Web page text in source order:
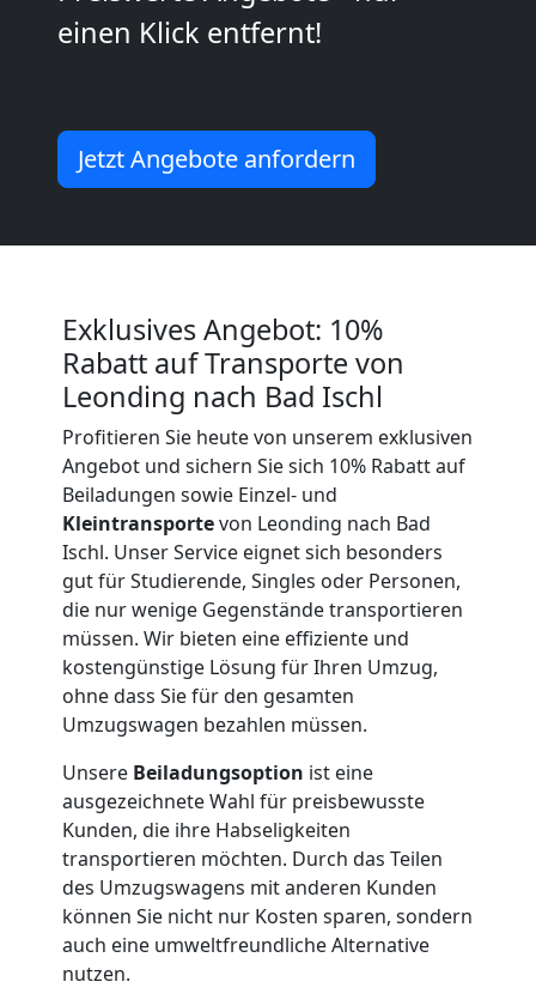
einen Klick entfernt!
Jetzt Angebote anfordern
Exklusives Angebot: 10%
Rabatt auf Transporte von
Leonding nach Bad Ischl
Profitieren Sie heute von unserem exklusiven
Angebot und sichern Sie sich 10% Rabatt auf
Beiladungen sowie Einzel- und
Kleintransportevon Leonding nach Bad
Ischl. Unser Service eignet sich besonders
gut für Studierende, Singles oder Personen,
die nur wenige Gegenstände transportieren
müssen. Wir bieten eine effiziente und
kostengünstige Lösung für Ihren Umzug,
ohne dass Sie für den gesamten
Umzugswagen bezahlen müssen.
Unsere Beiladungsoption ist eine
ausgezeichnete Wahl für preisbewusste
Kunden, die ihre Habseligkeiten
transportieren möchten. Durch das Teilen
des Umzugswagens mit anderen Kunden
können Sie nicht nur Kosten sparen, sondern
auch eine umweltfreundliche Alternative
nutzen.
International
Beiladung
Beiladung
International
Internationaler
Umzug
Nationaler
Umzug